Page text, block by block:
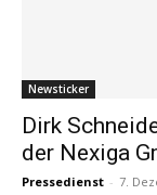
Newsticker
Dirk
der Nexiga
Pressedienst - 7.